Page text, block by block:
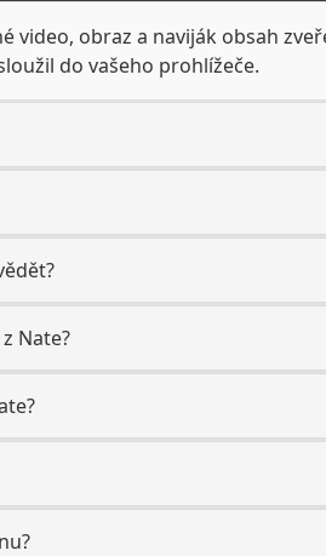
video, obraz a naviják obsah
do vašeho prohlížeče.
Nate?